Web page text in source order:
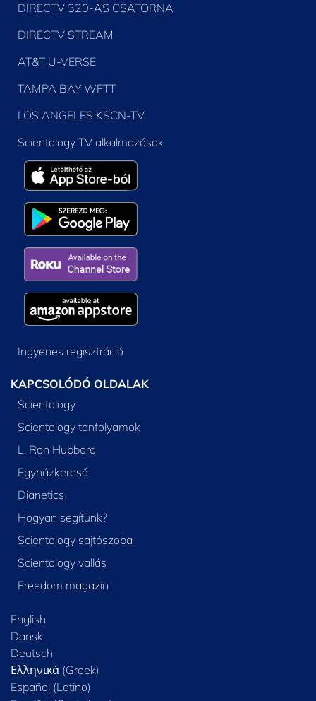
DIRECTV 320-AS CSATORNA
DIRECTV STREAM
AT&T U-VERSE
TAMPA BAY WFTT
LOS ANGELES KSCN-TV
Scientology TV alkalmazások
Ingyenes regisztráció
KAPCSOLÓDÓ OLDALAK
Scientology
Scientology tanfolyamok
L. Ron Hubbard
Egyházkereső
Dianetics
Hogyan segítünk?
Scientology sajtószoba
Scientology vallás
Freedom magazin
English
Dansk
Deutsch
Ελληνικά (Greek)
Español (Latino)